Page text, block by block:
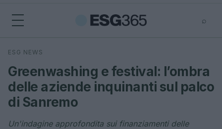
⌕
Cerca
ESG NEWS
Greenwashing e festival: l’ombra
delle aziende inquinanti sul palco
di Sanremo
Un'indagine approfondita sui finanziamenti delle